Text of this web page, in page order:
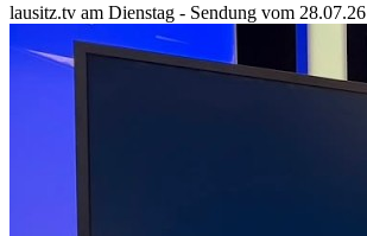
lausitz.tv am Dienstag - Sendung vom 28.07.26